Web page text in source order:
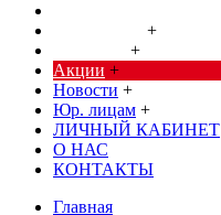
+
+
Акции +
Новости +
Юр. лицам +
ЛИЧНЫЙ КАБИНЕТ
О НАС
КОНТАКТЫ
Главная